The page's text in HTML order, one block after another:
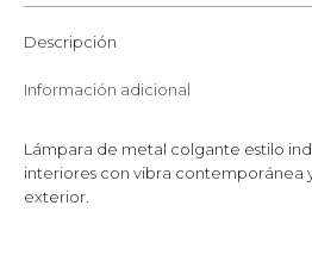
Descripción
Información adicional
Lámpara de metal colgante estilo
interiores con vibra contemporánea
exterior.